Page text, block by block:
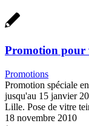
Promotion pour
Promotions
Promotion spéciale
jusqu'au 15 janvier
Lille. Pose de vitre
18 novembre 2010